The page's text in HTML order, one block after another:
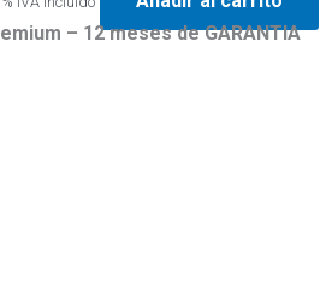
– 12 meses de GARANTIA